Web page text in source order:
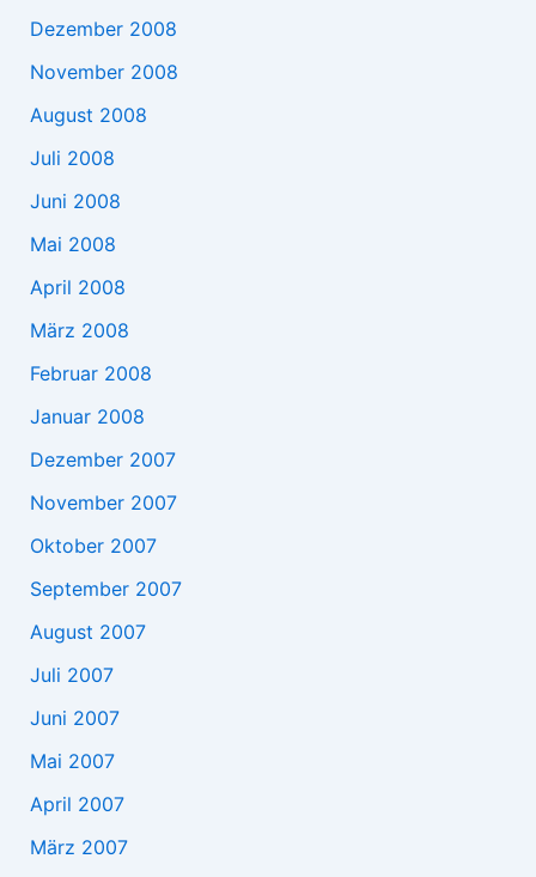
Dezember 2008
November 2008
August 2008
Juli 2008
Juni 2008
Mai 2008
April 2008
März 2008
Februar 2008
Januar 2008
Dezember 2007
November 2007
Oktober 2007
September 2007
August 2007
Juli 2007
Juni 2007
Mai 2007
April 2007
März 2007